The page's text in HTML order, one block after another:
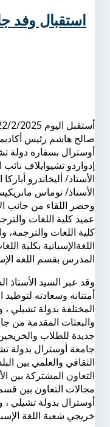
استقبال وفد
صالح هاشم رئيس
أوسترال بسفارة دولة
إدواردو تشيوايلاف
الأستاذ/ أليخاندرو
الأستاذ/ توماس
وحضر اللقاء من جانب
عميد كلية اللغات
كلية اللغات
اللغةالإسبانية بكلية
المدرس بقسم اللغة
وقد عبر السيد الأستاذ
أمتنانه وسعادته لتوطيد
المختلفة بدولة تشيلي ،
والبعثات المقدمة من
جديدة للطلاب
جامعة أوسترال بدولة
الثقافي والعلمي بين
التعاون المشتركة بين
مجالات التعاون بين قسم
أوسترال بدولة تشيلي
خريجي شعبة اللغة